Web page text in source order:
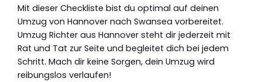
Mit dieser Checkliste bist du optimal auf deinen
Umzug von Hannover nach Swansea vorbereitet.
Umzug Richter aus Hannover steht dir jederzeit mit
Rat und Tat zur Seite und begleitet dich bei jedem
Schritt. Mach dir keine Sorgen, dein Umzug wird
reibungslos verlaufen!